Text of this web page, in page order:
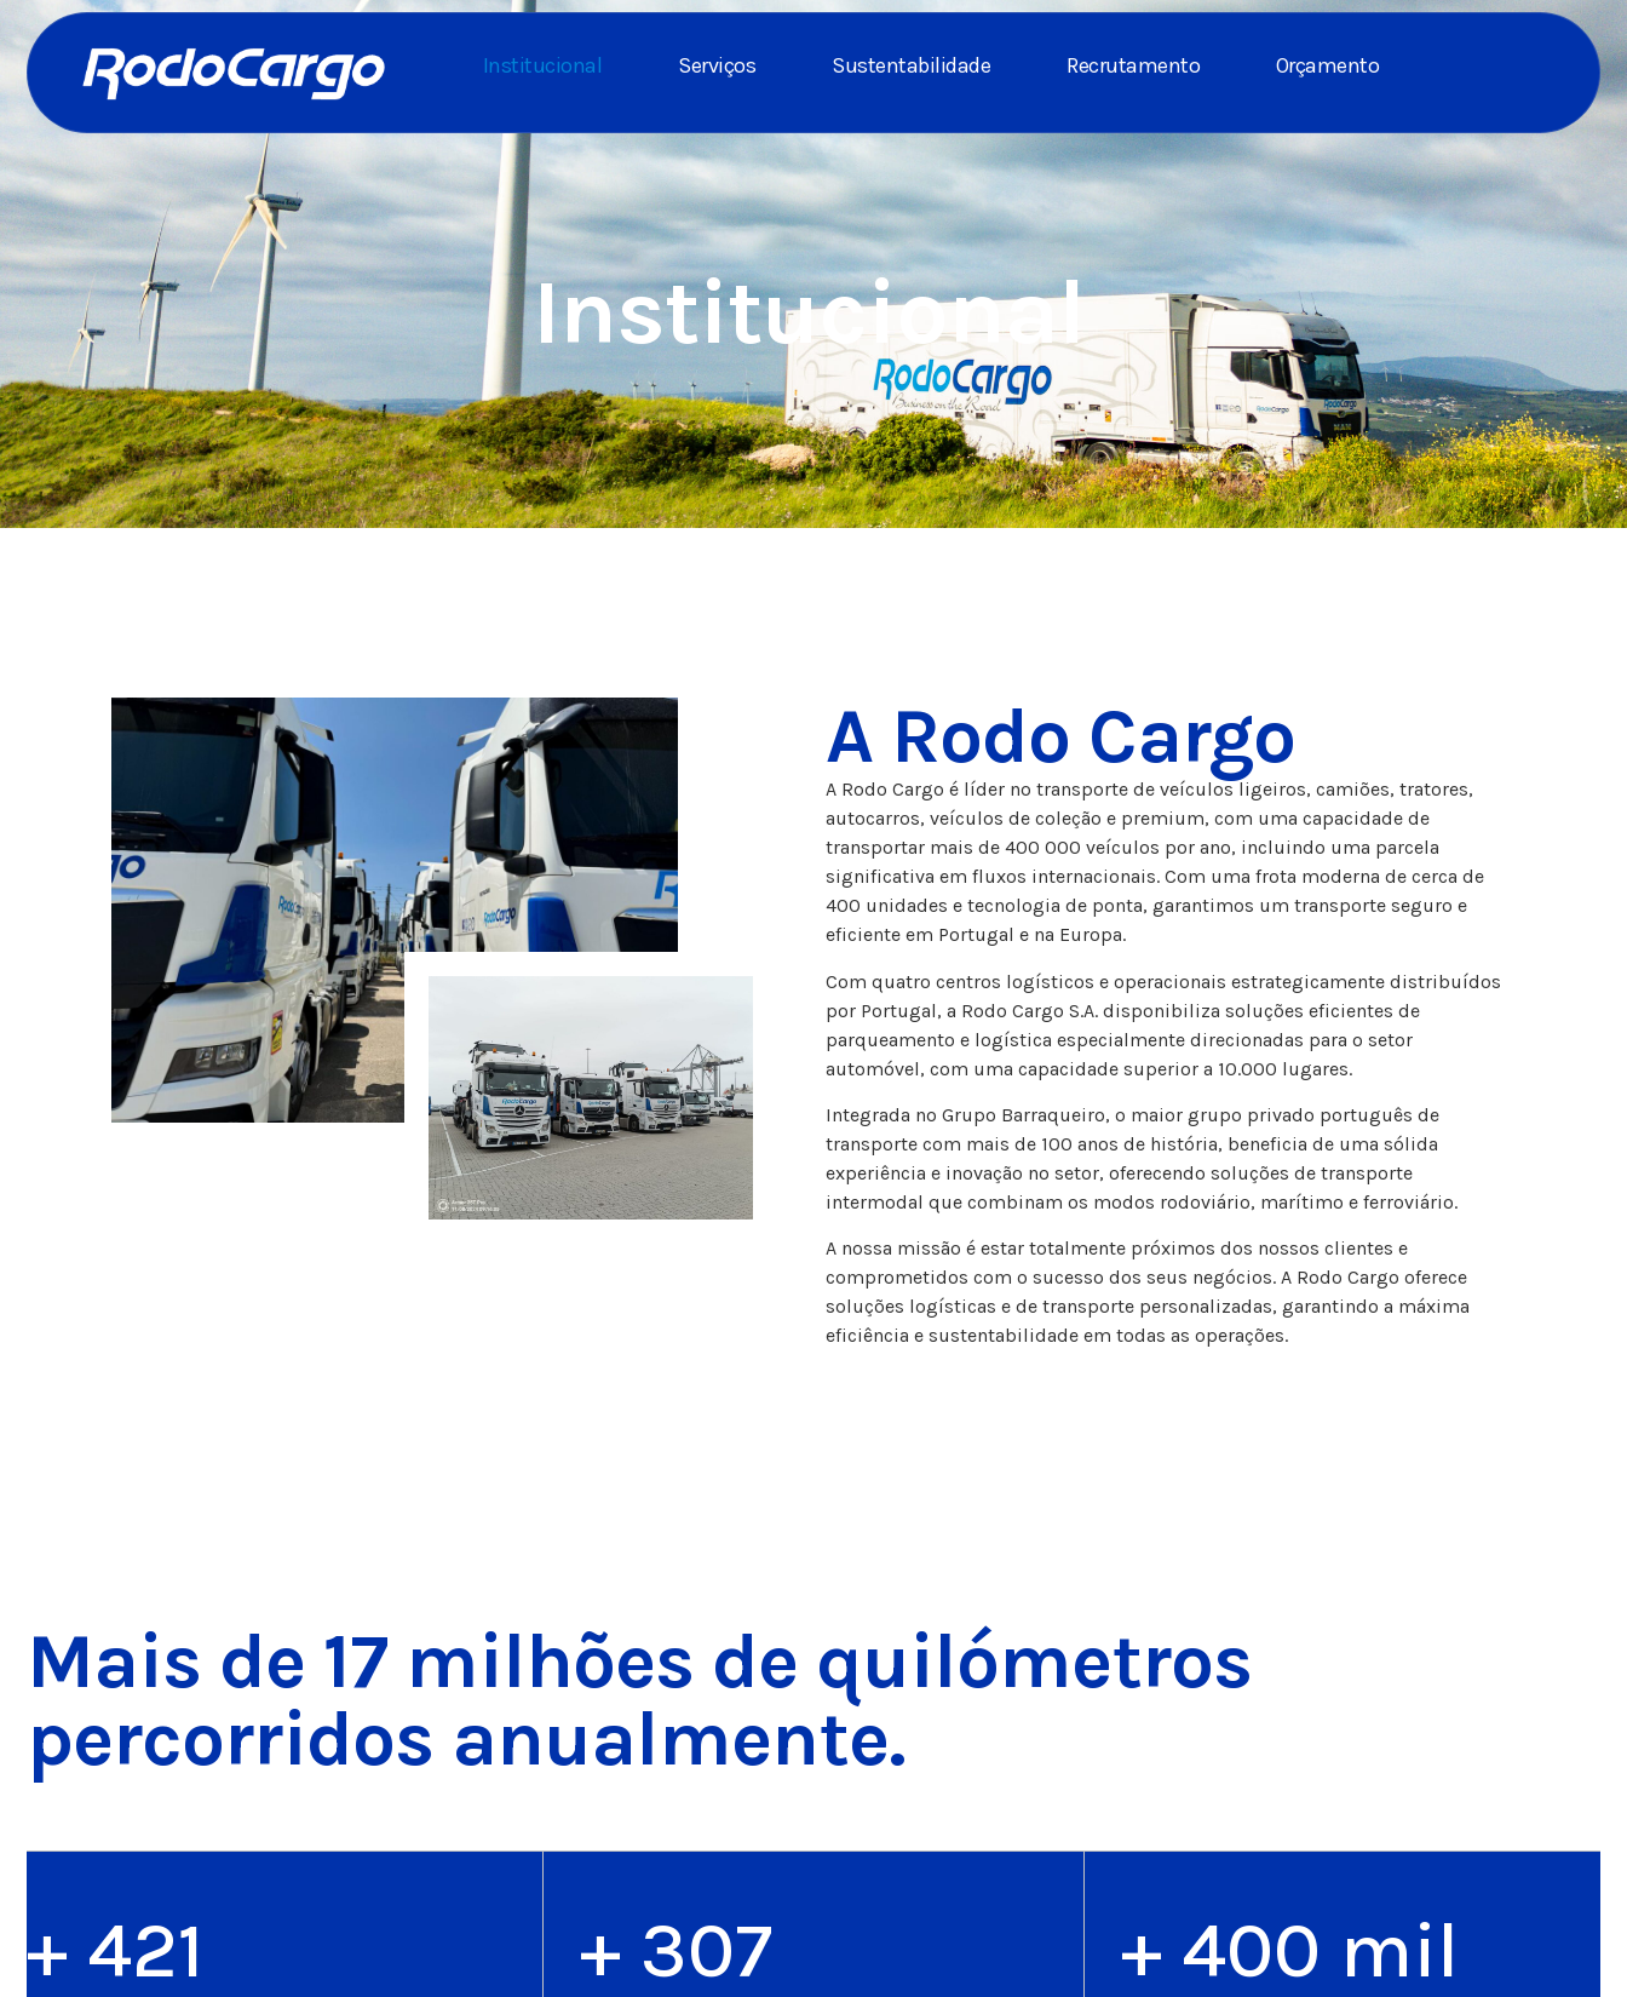
Institucional Serviços Sustentabilidade Recrutamento Orçamento
Institucional
A Rodo Cargo
A Rodo Cargo é líder no transporte de veículos ligeiros, camiões, tratores,
autocarros, veículos de coleção e premium, com uma capacidade de
transportar mais de 400 000 veículos por ano, incluindo uma parcela
significativa em fluxos internacionais. Com uma frota moderna de cerca de
400 unidades e tecnologia de ponta, garantimos um transporte seguro e
eficiente em Portugal e na Europa.
Com quatro centros logísticos e operacionais estrategicamente distribuídos
por Portugal, a Rodo Cargo S.A. disponibiliza soluções eficientes de
parqueamento e logística especialmente direcionadas para o setor
automóvel, com uma capacidade superior a 10.000 lugares.
Integrada no Grupo Barraqueiro, o maior grupo privado português de
transporte com mais de 100 anos de história, beneficia de uma sólida
experiência e inovação no setor, oferecendo soluções de transporte
intermodal que combinam os modos rodoviário, marítimo e ferroviário.
A nossa missão é estar totalmente próximos dos nossos clientes e
comprometidos com o sucesso dos seus negócios. A Rodo Cargo oferece
soluções logísticas e de transporte personalizadas, garantindo a máxima
eficiência e sustentabilidade em todas as operações.
Mais de 17 milhões de quilómetros
percorridos anualmente.
+ 421 + 307 + 400 mil